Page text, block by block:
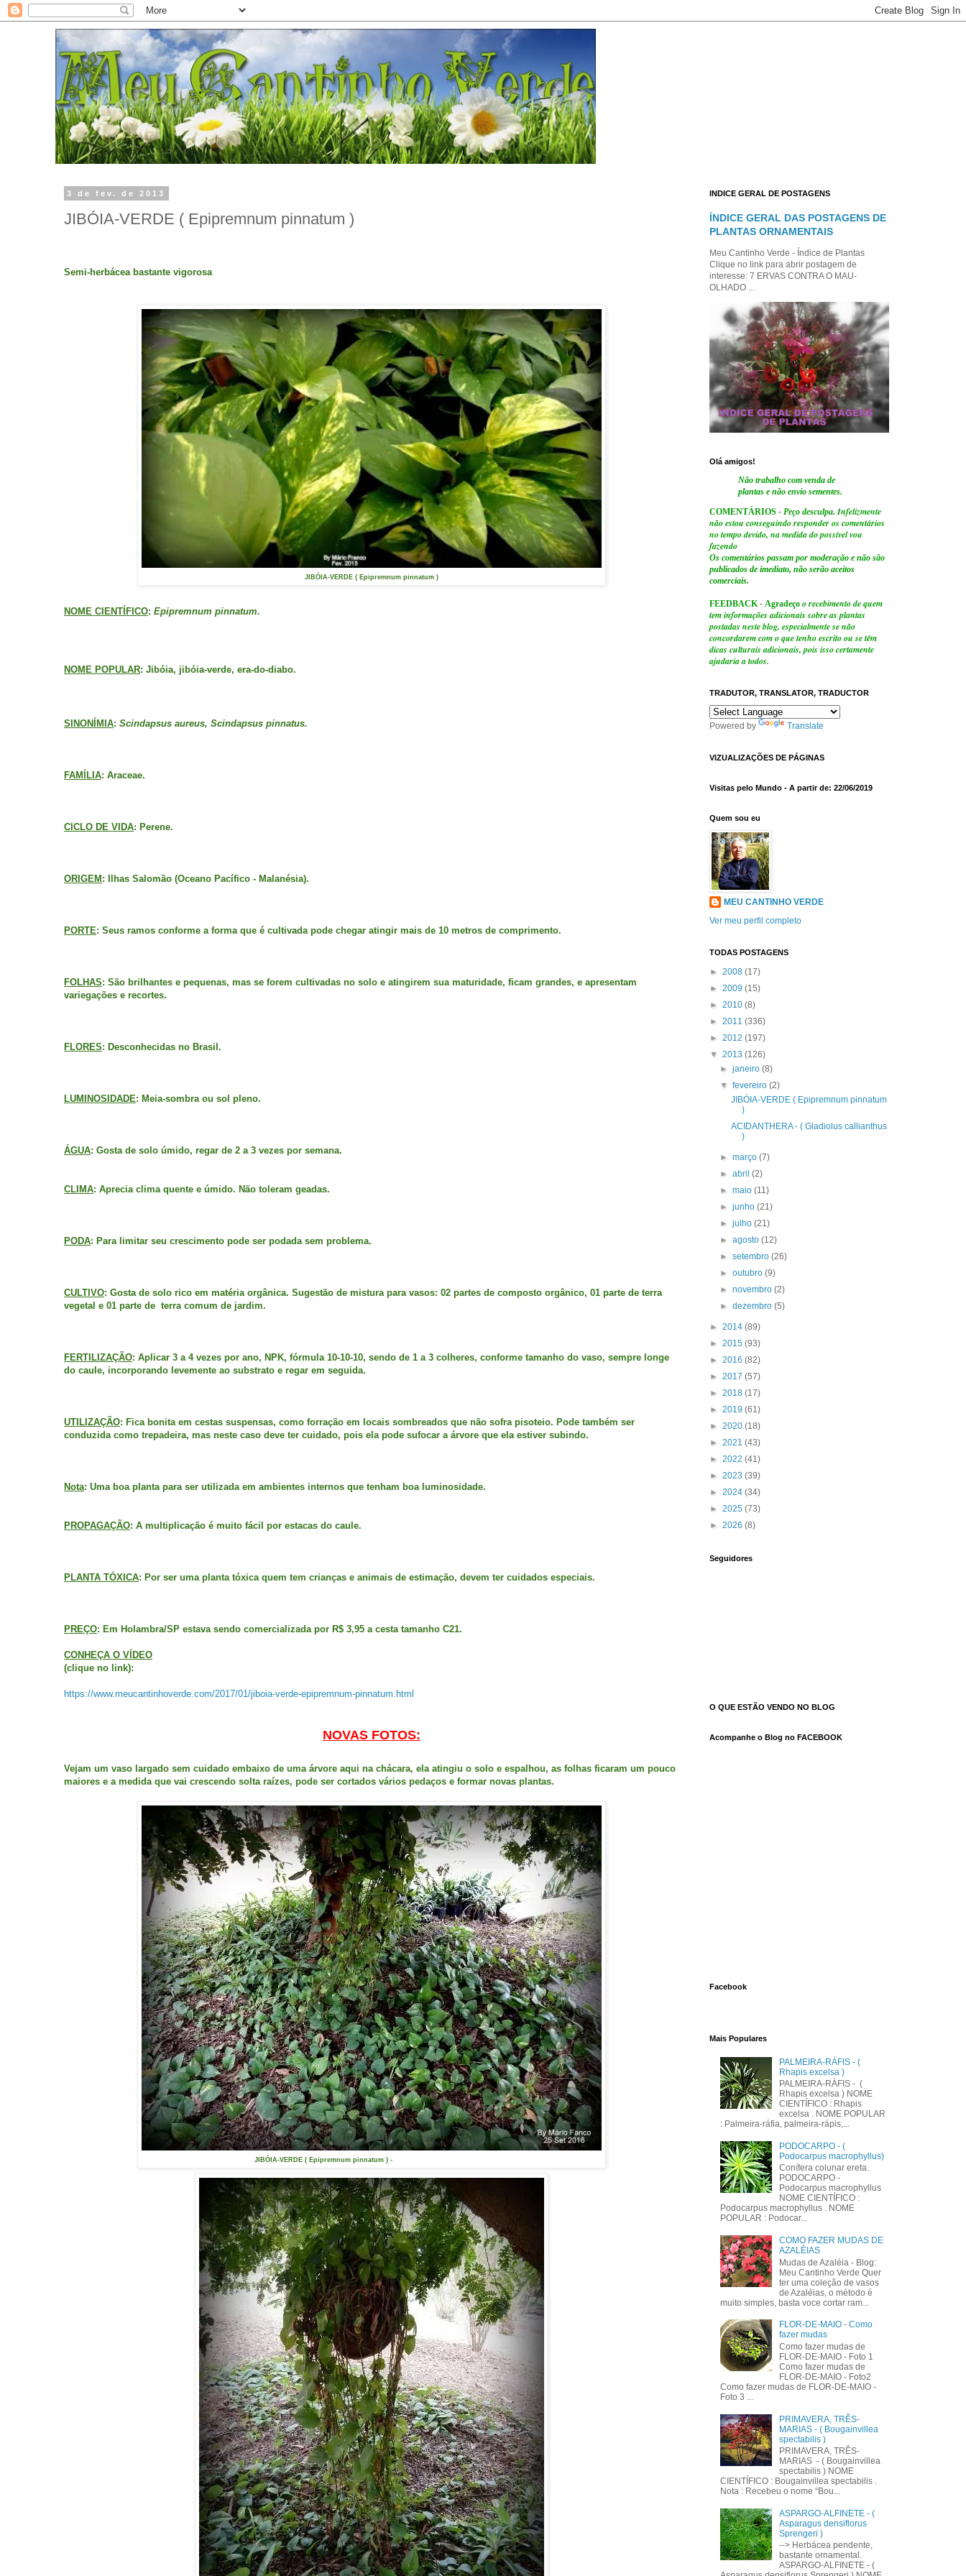
3 de fev. de 2013
JIBÓIA-VERDE ( Epipremnum pinnatum )
Semi-herbácea bastante vigorosa
JIBÓIA-VERDE ( Epipremnum pinnatum )
NOME CIENTÍFICO: Epipremnum pinnatum.
NOME POPULAR: Jibóia, jibóia-verde, era-do-diabo.
SINONÍMIA: Scindapsus aureus, Scindapsus pinnatus.
FAMÍLIA: Araceae.
CICLO DE VIDA: Perene.
ORIGEM : Ilhas Salomão (Oceano Pacífico - Malanésia).
PORTE: Seus ramos conforme a forma que é cultivada pode chegar atingir mais de 10 metros de comprimento.
FOLHAS: São brilhantes e pequenas, mas se forem cultivadas no solo e atingirem sua maturidade, ficam grandes, e apresentam
variegações e recortes.
FLORES: Desconhecidas no Brasil.
LUMINOSIDADE: Meia-sombra ou sol pleno.
ÁGUA: Gosta de solo úmido, regar de 2 a 3 vezes por semana.
CLIMA: Aprecia clima quente e úmido. Não toleram geadas.
PODA: Para limitar seu crescimento pode ser podada sem problema.
CULTIVO: Gosta de solo rico em matéria orgânica. Sugestão de mistura para vasos: 02 partes de composto orgânico, 01 parte de terra
vegetal e 01 parte de terra comum de jardim.
FERTILIZAÇÃO: Aplicar 3 a 4 vezes por ano, NPK, fórmula 10-10-10, sendo de 1 a 3 colheres, conforme tamanho do vaso, sempre longe
do caule, incorporando levemente ao substrato e regar em seguida.
UTILIZAÇÃO: Fica bonita em cestas suspensas, como forração em locais sombreados que não sofra pisoteio. Pode também ser
conduzida como trepadeira, mas neste caso deve ter cuidado, pois ela pode sufocar a árvore que ela estiver subindo.
Nota: Uma boa planta para ser utilizada em ambientes internos que tenham boa luminosidade.
PROPAGAÇÃO: A multiplicação é muito fácil por estacas do caule.
PLANTA TÓXICA: Por ser uma planta tóxica quem tem crianças e animais de estimação, devem ter cuidados especiais.
PREÇO: Em Holambra/SP estava sendo comercializada por R$ 3,95 a cesta tamanho C21.
CONHEÇA O VÍDEO
(clique no link):
https://www.meucantinhoverde.com/2017/01/jiboia-verde-epipremnum-pinnatum.html
NOVAS FOTOS:
Vejam um vaso largado sem cuidado embaixo de uma árvore aqui na chácara, ela atingiu o solo e espalhou, as folhas ficaram um pouco
maiores e a medida que vai crescendo solta raízes, pode ser cortados vários pedaços e formar novas plantas.
JIBÓIA-VERDE ( Epipremnum pinnatum ) -
INDICE GERAL DE POSTAGENS
ÍNDICE GERAL DAS POSTAGENS DE
PLANTAS ORNAMENTAIS
Meu Cantinho Verde - Índice de Plantas
Clique no link para abrir postagem de
interesse: 7 ERVAS CONTRA O MAU-
OLHADO ...
Olá amigos!
Não trabalho com venda de
plantas e não envio sementes.
COMENTÁRIOS - Peço desculpa.Infelizmente
não estou conseguindo responder os comentários
no tempo devido, na medida do possível vou
fazendo
Os comentários passam por moderação e não são
publicados de imediato, não serão aceitos
comerciais.
FEEDBACK- Agradeço o recebimento de quem
tem informações adicionais sobre as plantas
postadas neste blog, especialmente se não
concordarem com o que tenho escrito ou se têm
dicas culturais adicionais, pois isso certamente
ajudaria a todos.
TRADUTOR, TRANSLATOR, TRADUCTOR
Powered by Translate
VIZUALIZAÇÕES DE PÁGINAS
Visitas pelo Mundo - A partir de: 22/06/2019
Quem sou eu
MEU CANTINHO VERDE
Ver meu perfil completo
TODAS POSTAGENS
► 2008 (17)
► 2009 (15)
► 2010 (8)
► 2011 (336)
► 2012 (197)
▼ 2013 (126)
►janeiro(8)
▼fevereiro(2)
JIBÓIA-VERDE ( Epipremnum pinnatum
)
ACIDANTHERA - ( Gladiolus callianthus
)
►março(7)
►abril(2)
►maio(11)
►junho(21)
►julho(21)
►agosto(12)
►setembro(26)
►outubro(9)
►novembro(2)
►dezembro(5)
► 2014 (89)
► 2015 (93)
► 2016 (82)
► 2017 (57)
► 2018 (17)
► 2019 (61)
► 2020 (18)
► 2021 (43)
► 2022 (41)
► 2023 (39)
► 2024 (34)
► 2025 (73)
► 2026 (8)
Seguidores
O QUE ESTÃO VENDO NO BLOG
Acompanhe o Blog no FACEBOOK
Facebook
Mais Populares
PALMEIRA-RÁFIS - (
Rhapis excelsa )
PALMEIRA-RÁFIS - (
Rhapis excelsa ) NOME
CIENTÍFICO : Rhapis
excelsa . NOME POPULAR
: Palmeira-ráfia, palmeira-rápis,...
PODOCARPO - (
Podocarpus macrophyllus)
Conífera colunar ereta.
PODOCARPO -
Podocarpus macrophyllus
NOME CIENTÍFICO :
Podocarpus macrophyllus . NOME
POPULAR : Podocar...
COMO FAZER MUDAS DE
AZALÉIAS
Mudas de Azaléia - Blog:
Meu Cantinho Verde Quer
ter uma coleção de vasos
de Azaléias, o método é
muito simples, basta voce cortar ram...
FLOR-DE-MAIO - Como
fazer mudas
Como fazer mudas de
FLOR-DE-MAIO - Foto 1
Como fazer mudas de
FLOR-DE-MAIO - Foto2
Como fazer mudas de FLOR-DE-MAIO -
Foto 3 ...
PRIMAVERA, TRÊS-
MARIAS - ( Bougainvillea
spectabilis )
PRIMAVERA, TRÊS-
MARIAS - ( Bougainvillea
spectabilis ) NOME
CIENTÍFICO : Bougainvillea spectabilis .
Nota : Recebeu o nome “Bou...
ASPARGO-ALFINETE - (
Asparagus densiflorus
Sprengeri )
--> Herbácea pendente,
bastante ornamental.
ASPARGO-ALFINETE - (